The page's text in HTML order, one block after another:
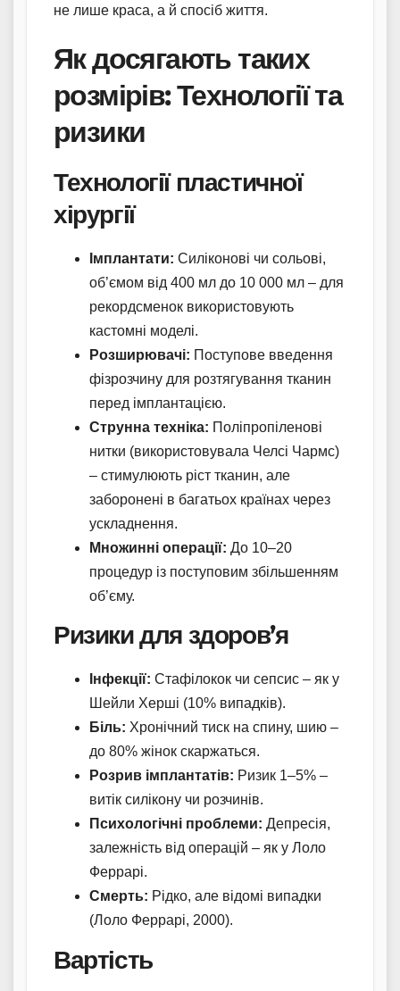
не лише краса, а й спосіб життя.
Як досягають таких
розмірів: Технології та
ризики
Технології пластичної
хірургії
Імплантати: Силіконові чи сольові,
об’ємом від 400 мл до 10 000 мл – для
рекордсменок використовують
кастомні моделі.
Розширювачі: Поступове введення
фізрозчину для розтягування тканин
перед імплантацією.
Струнна техніка: Поліпропіленові
нитки (використовувала Челсі Чармс)
– стимулюють ріст тканин, але
заборонені в багатьох країнах через
ускладнення.
Множинні операції: До 10–20
процедур із поступовим збільшенням
об’єму.
Ризики для здоров’я
Інфекції: Стафілокок чи сепсис – як у
Шейли Херші (10% випадків).
Біль: Хронічний тиск на спину, шию –
до 80% жінок скаржаться.
Розрив імплантатів: Ризик 1–5% –
витік силікону чи розчинів.
Психологічні проблеми: Депресія,
залежність від операцій – як у Лоло
Феррарі.
Смерть: Рідко, але відомі випадки
(Лоло Феррарі, 2000).
Вартість